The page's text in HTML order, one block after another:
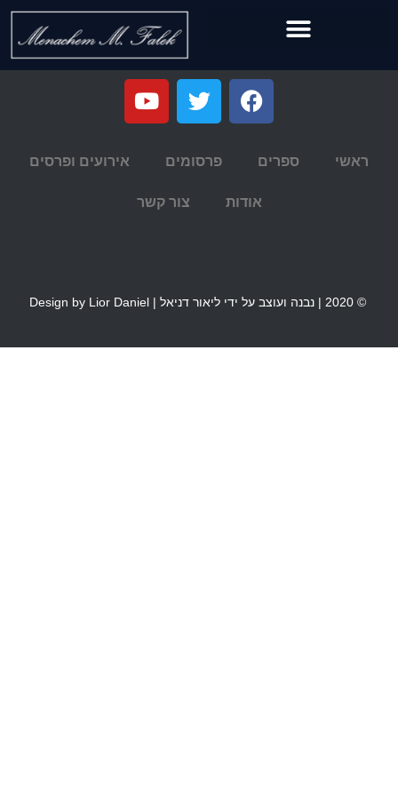
ראשי ספרים פרסומים אירועים ופרסים
אודות צור קשר
© 2020 | נבנה ועוצב על ידי ליאור דניאל | Design by Lior Daniel